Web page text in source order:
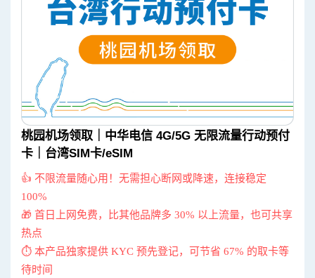
桃园机场领取｜中华电信 4G/5G 无限流量行动预付
卡｜台湾SIM卡/eSIM
👍 不限流量随心用！无需担心断网或降速，连接稳定
100%
🎁 首日上网免费，比其他品牌多 30% 以上流量，也可共享
热点
⏱ 本产品独家提供 KYC 预先登记，可节省 67% 的取卡等
待时间